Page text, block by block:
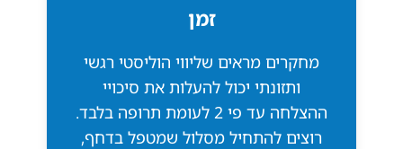
זמן
מחקרים מראים שליווי הוליסטי רגשי
ותזונתי יכול להעלות את סיכויי
ההצלחה עד פי 2 לעומת תרופה בלבד.
רוצים להתחיל מסלול שמטפל בדחף,